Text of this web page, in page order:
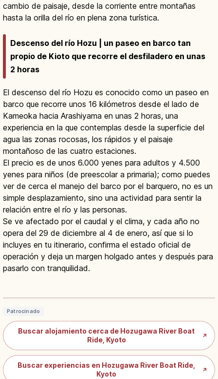
cambio de paisaje, desde la corriente entre montañas
hasta la orilla del río en plena zona turística.
Descenso del río Hozu | un paseo en barco tan
propio de Kioto que recorre el desfiladero en unas
2 horas
El descenso del río Hozu es conocido como un paseo en
barco que recorre unos 16 kilómetros desde el lado de
Kameoka hacia Arashiyama en unas 2 horas, una
experiencia en la que contemplas desde la superficie del
agua las zonas rocosas, los rápidos y el paisaje
montañoso de las cuatro estaciones.
El precio es de unos 6.000 yenes para adultos y 4.500
yenes para niños (de preescolar a primaria); como puedes
ver de cerca el manejo del barco por el barquero, no es un
simple desplazamiento, sino una actividad para sentir la
relación entre el río y las personas.
Se ve afectado por el caudal y el clima, y cada año no
opera del 29 de diciembre al 4 de enero, así que si lo
incluyes en tu itinerario, confirma el estado oficial de
operación y deja un margen holgado antes y después para
pasarlo con tranquilidad.
Hozugawa Kudari en Kioto: Descenso
Patrocinado
Buscar alojamiento cerca de Hozugawa River Boat
Ride, Kyoto
↗
Buscar experiencias en Hozugawa River Boat Ride,
Kyoto
↗